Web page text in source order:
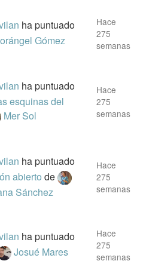
ha puntuado
Gómez
Hace
275
semanas
ha puntuado
esquinas del
Mer Sol
Hace
275
semanas
ha puntuado
abiertode
Sánchez
Hace
275
semanas
ha puntuado
Josué Mares
Hace
275
semanas